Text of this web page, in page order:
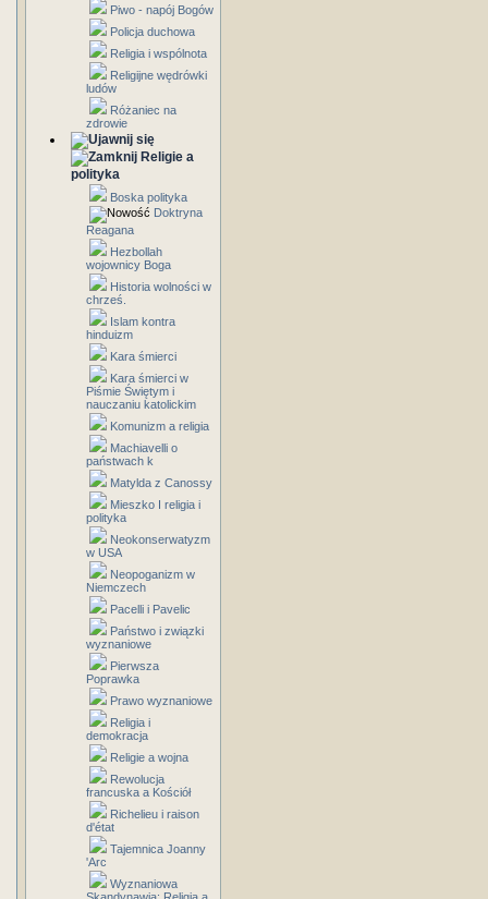
Piwo - napój Bogów
Policja duchowa
Religia i wspólnota
Religijne wędrówki
ludów
Różaniec na
zdrowie
Religie a
polityka
Boska polityka
Doktryna
Reagana
Hezbollah
wojownicy Boga
Historia wolności w
chrześ.
Islam kontra
hinduizm
Kara śmierci
Kara śmierci w
Piśmie Świętym i
nauczaniu katolickim
Komunizm a religia
Machiavelli o
państwach k
Matylda z Canossy
Mieszko I religia i
polityka
Neokonserwatyzm
w USA
Neopoganizm w
Niemczech
Pacelli i Pavelic
Państwo i związki
wyznaniowe
Pierwsza
Poprawka
Prawo wyznaniowe
Religia i
demokracja
Religie a wojna
Rewolucja
francuska a Kościół
Richelieu i raison
d'état
Tajemnica Joanny
'Arc
Wyznaniowa